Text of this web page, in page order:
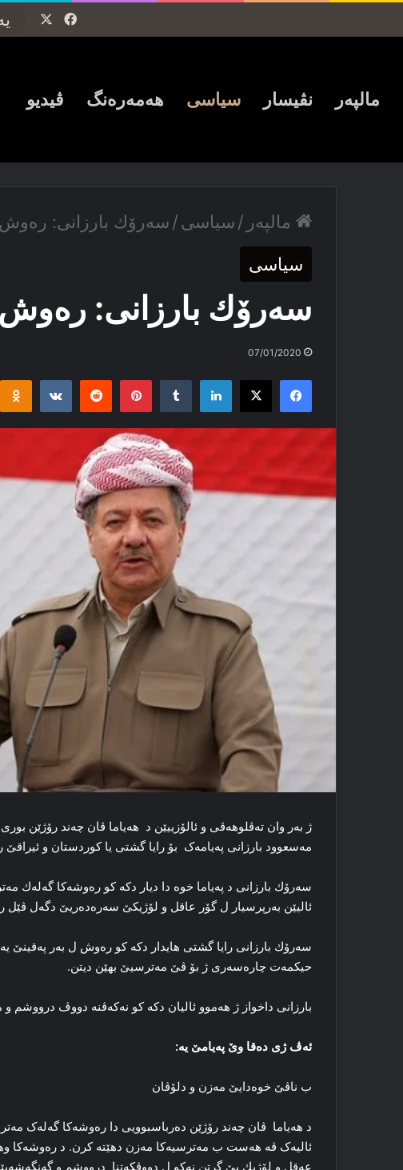
Facebook
مالپەر نڤیسار سیاسی ھەمەرەنگ ڤیدیو
مالپەر /سیاسی/سەرۆك بارزانی: رەوش
سیاسی
سەرۆك بارزانی: رەوش
07/01/2020
Facebook
X
LinkedIn
Tumblr
Pinterest
Reddit
ژ بەر وان تەڤلوھەڤی و ئالۆزییێن د ھەیاما ڤان چه‌ند رۆژێن
مه‌سعوود بارزانی په‌یامه‌ک بۆ رایا گشتی یا کوردستان و ئیراقێ
سەرۆك بارزانی د پەیاما خوە دا دیار دكە كو رەوشەكا گەلەك
ئالیێن بەرپرسیار ل گۆر عاقل و لۆژیكێ سەرەدەریێ دگەل ڤێل
سەرۆك بارزانی رایا گشتی ھایدار دكە كو رەوش ل بەر
حیكمەت چارەسەری ژ بۆ ڤێ مەترسیێ بھێن دیتن.
بارزانی داخواز ژ ھەموو ئالیان دكە كو نەكەڤنە دووڤ درووشم
ئه‌ڤ ژی ده‌قا وێ په‌یامێ یه‌:
ب ناڤێ خوه‌دایێ مه‌زن و دلۆڤان
د ھەیاما ڤان چه‌ند رۆژێن ده‌رباسبوویی دا ره‌وشه‌کا گه‌له‌ک
ئالیه‌ک ڤه‌ هه‌ست ب مه‌ترسیه‌کا‌ مه‌زن دھێتە کرن. د ره‌وشه‌کا وها
عه‌قل و لۆژیك بێ گرتن نه‌کو ل دووڤكەتنا درووشم و